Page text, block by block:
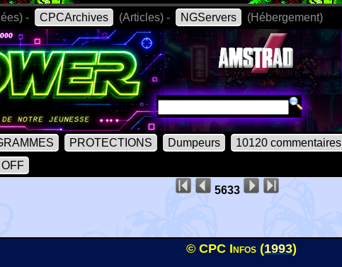
- CPCArchives (Articles) - NGServers (Hébergement)
PROTECTIONS Dumpeurs 10120 commentaires
5633
© CPC Infos (1993)